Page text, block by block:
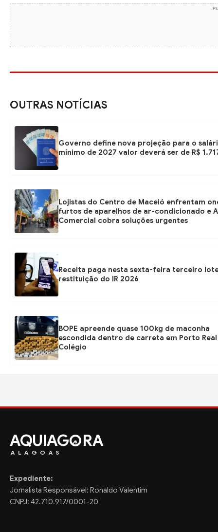
OUTRAS NOTÍCIAS
Governo define nova projeção para o
mínimo de 2027 valor deverá ser de R$
Lojistas do Centro de Maceió enfrentam
furtos de aparelhos de ar-condicionado e
Comercial cobra soluções urgentes
Receita paga nesta sexta-feira terceiro
restituição do IR 2026
BOPE apreende quase 100kg de maconha
escondida dentro de carreta em Porto
Colégio
AQUIAG RA
ALAGOAS
Expediente:
Jornalista Responsável: Ronaldo Valentim
CNPJ: 42.710.917/0001-20